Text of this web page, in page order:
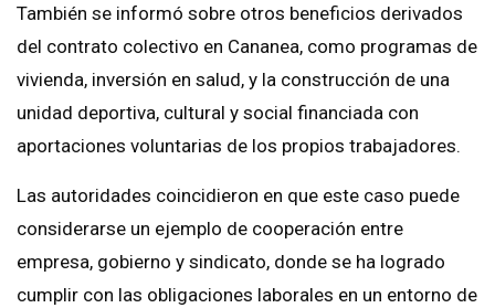
También se informó sobre otros beneficios derivados
del contrato colectivo en Cananea, como programas de
vivienda, inversión en salud, y la construcción de una
unidad deportiva, cultural y social financiada con
aportaciones voluntarias de los propios trabajadores.
Las autoridades coincidieron en que este caso puede
considerarse un ejemplo de cooperación entre
empresa, gobierno y sindicato, donde se ha logrado
cumplir con las obligaciones laborales en un entorno de